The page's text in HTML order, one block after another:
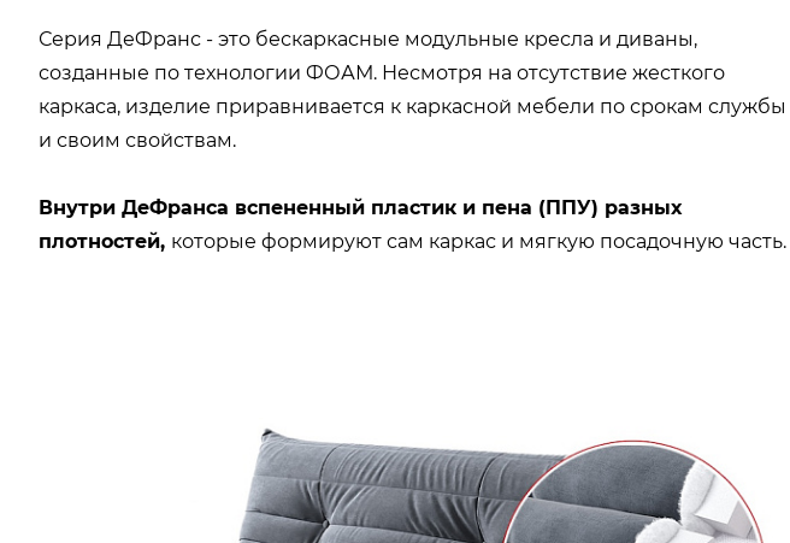
Серия ДеФранс - это бескаркасные модульные кресла и диваны,
созданные по технологии ФОАМ. Несмотря на отсутствие жесткого
каркаса, изделие приравнивается к каркасной мебели по срокам службы
и своим свойствам.
Внутри ДеФранса вспененный пластик и пена (ППУ) разных
плотностей, которые формируют сам каркас и мягкую посадочную часть.